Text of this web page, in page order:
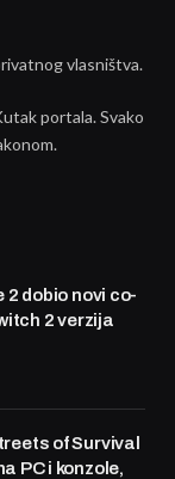
vlasništva.
portala. Svako
dobio novi co-
2 verzija
of Survival
PC i konzole,